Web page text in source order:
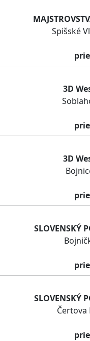
Spišské
3D
3D
SLOVENSKÝ
SLOVENSKÝ
Čertova